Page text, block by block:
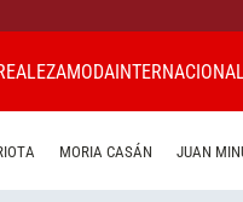
MODAINTERNACIONAL
MORIA CASÁN JUAN